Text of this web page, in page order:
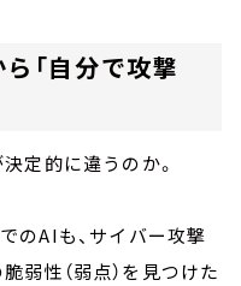
「自分で攻撃
定的に違うのか。
のAIも、サイバー攻撃
弱性（弱点）を見つけた